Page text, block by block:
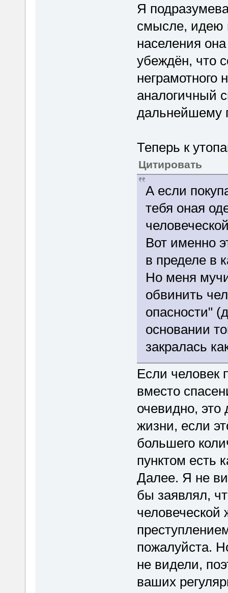
Я
смысле, идею
населения
убеждён, что
неграмотного
аналогичный
дальнейшему
Теперь к
Цитировать
А если
тебя оная
Вот именно
в пределе в
Но меня
обвинить
опасности"
основании
закралась
Если человек
вместо
очевидно, это
жизни, если
большего
пунктом есть
Далее. Я не
бы заявлял,
пожалуйста.
не видели,
ваших